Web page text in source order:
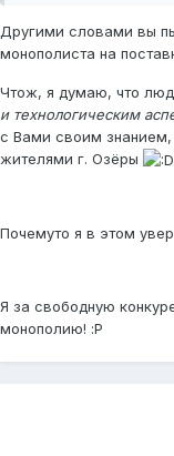
Другими словами вы
монополиста на
Чтож, я думаю, что
и технологическим
с Вами своим
жителями г. Озёры
Почемуто я в этом
Я за свободную
монополию! :P